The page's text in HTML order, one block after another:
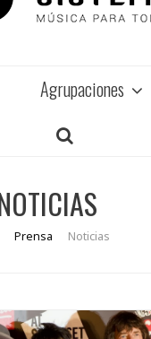
Agrupaciones
Prensa Noticias